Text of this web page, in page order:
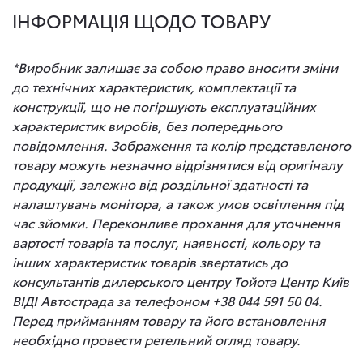
ІНФОРМАЦІЯ ЩОДО ТОВАРУ
*Виробник залишає за собою право вносити зміни
до технічних характеристик, комплектації та
конструкції, що не погіршують експлуатаційних
характеристик виробів, без попереднього
повідомлення. Зображення та колір представленого
товару можуть незначно відрізнятися від оригіналу
продукції, залежно від роздільної здатності та
налаштувань монітора, а також умов освітлення під
час зйомки. Переконливе прохання для уточнення
вартості товарів та послуг, наявності, кольору та
інших характеристик товарів звертатись до
консультантів дилерського центру Тойота Центр Київ
ВІДІ Автострада за телефоном +38 044 591 50 04.
Перед прийманням товару та його встановлення
необхідно провести ретельний огляд товару.